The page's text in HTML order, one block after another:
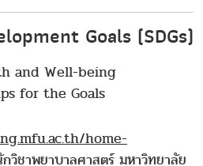
Goals (SDGs)
and Well-being
for the Goals
home-
วิชาพยาบาลศาสตร์ มหาวิทยาลัย